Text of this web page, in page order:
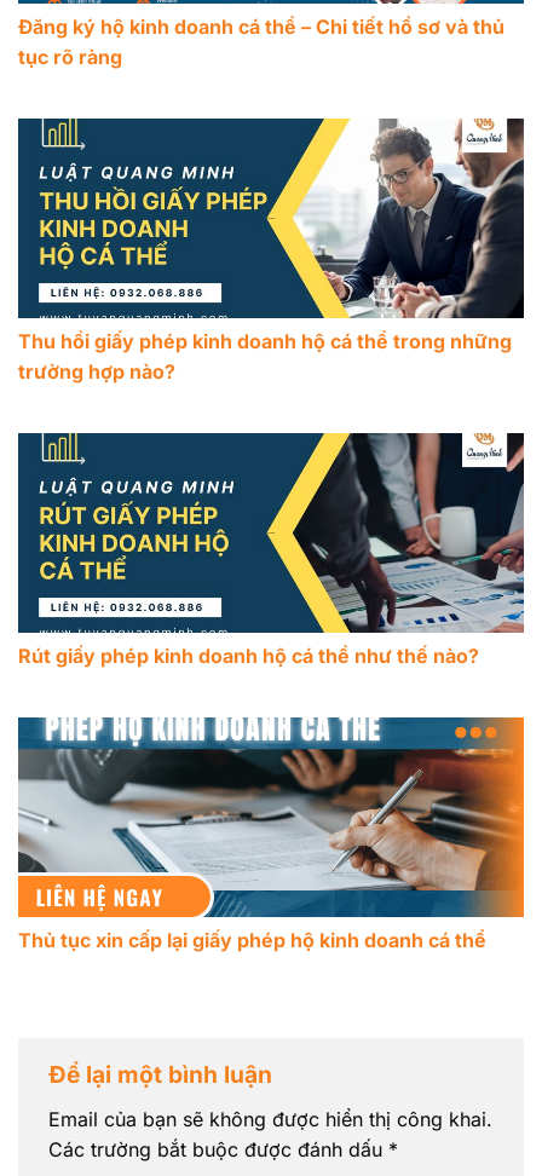
Đăng ký hộ kinh doanh cá thể – Chi tiết hồ sơ và thủ
tục rõ ràng
Thu hồi giấy phép kinh doanh hộ cá thể trong những
trường hợp nào?
Rút giấy phép kinh doanh hộ cá thể như thế nào?
Thủ tục xin cấp lại giấy phép hộ kinh doanh cá thể
Để lại một bình luận
Email của bạn sẽ không được hiển thị công khai.
Các trường bắt buộc được đánh dấu *